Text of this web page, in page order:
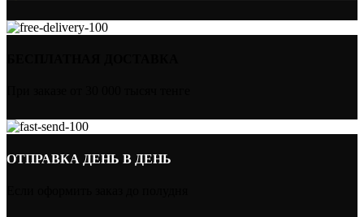
ОТПРАВКА ДЕНЬ В ДЕНЬ